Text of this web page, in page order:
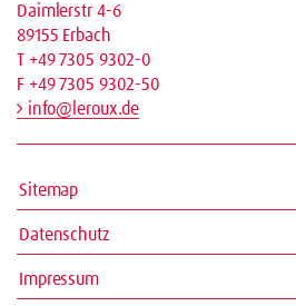
Daimlerstr 4-6
89155 Erbach
T +49 7305 9302-0
F +49 7305 9302-50
info@leroux.de
Sitemap
Datenschutz
Impressum